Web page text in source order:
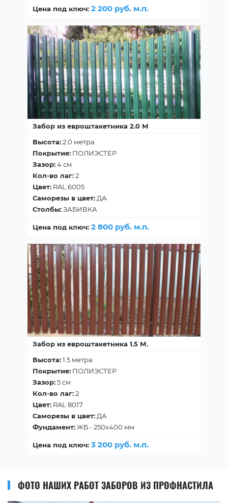
Цена под ключ: 2 200 руб. м.п.
Забор из евроштакетника 2.0 М
Высота:2.0 метра
Покрытие: ПОЛИЭСТЕР
Зазор:4 см
Кол-во лаг:2
Цвет: RAL 6005
Саморезы в цвет: ДА
Столбы:ЗАБИВКА
Цена под ключ: 2 800 руб. м.п.
Забор из евроштакетника 1.5 М.
Высота:1.5 метра
Покрытие: ПОЛИЭСТЕР
Зазор:5 см
Кол-во лаг:2
Цвет: RAL 8017
Саморезы в цвет: ДА
Фундамент:ЖБ - 250х400 мм
Цена под ключ: 3 200 руб. м.п.
ФОТО НАШИХ РАБОТ ЗАБОРОВ ИЗ ПРОФНАСТИЛА